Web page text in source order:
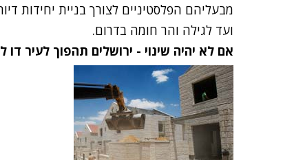
מבעליהם הפלסטיניים לצורך בניית יחידות
ועד לגילה והר חומה בדרום.
אם לא יהיה שינוי - ירושלים תהפוך לעיר דו